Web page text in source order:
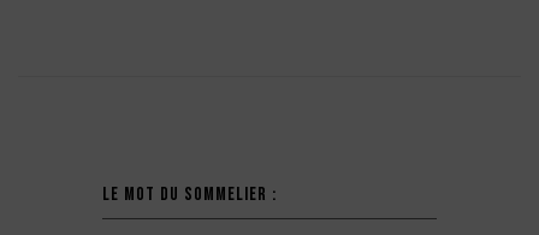
Le mot du sommelier :